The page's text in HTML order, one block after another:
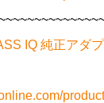
IQ 純正アダ